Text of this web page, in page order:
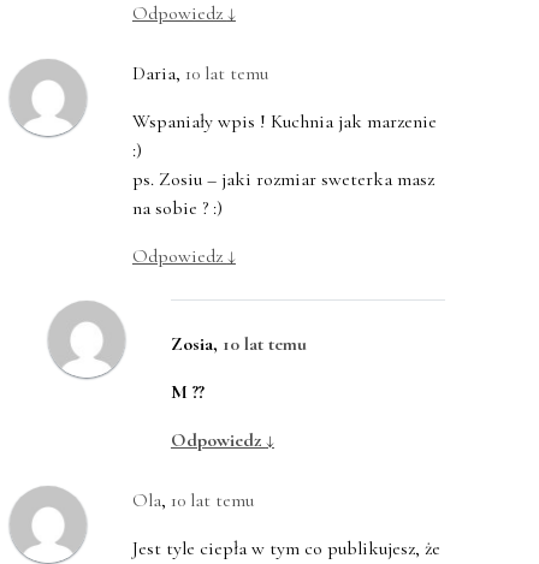
Odpowiedz ↓
Daria, 10 lat temu
Wspaniały wpis ! Kuchnia jak marzenie
:)
ps. Zosiu – jaki rozmiar sweterka masz
na sobie ? :)
Odpowiedz ↓
Zosia, 10 lat temu
M ??
Odpowiedz ↓
Ola, 10 lat temu
Jest tyle ciepła w tym co publikujesz, że